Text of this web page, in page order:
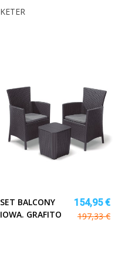
KETER
SET BALCONY
IOWA. GRAFITO
154,95 €
197,33 €